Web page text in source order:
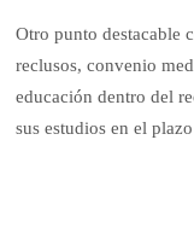
Otro punto destacable
reclusos, convenio
educación dentro del
sus estudios en el